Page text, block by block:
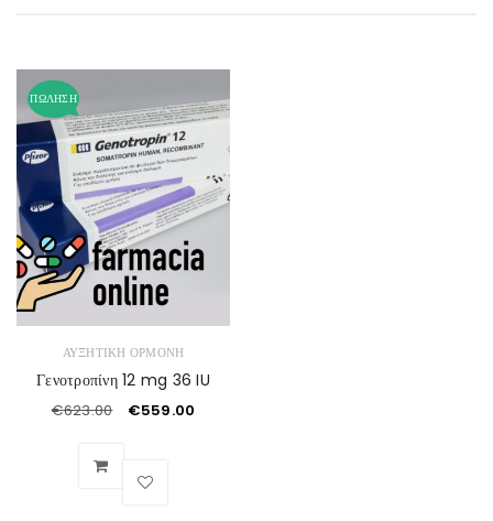
ΠΏΛΗΣΗ
ΑΥΞΗΤΙΚΉ ΟΡΜΌΝΗ
Γενοτροπίνη 12 mg 36 IU
€623.00 €559.00